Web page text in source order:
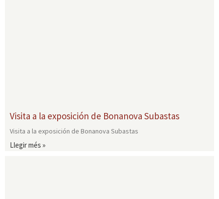
Visita a la exposición de Bonanova Subastas
Visita a la exposición de Bonanova Subastas
Llegir més »